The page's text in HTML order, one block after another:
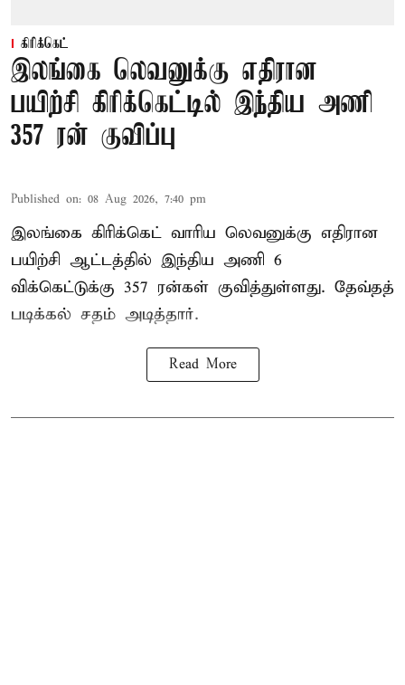
கிரிக்கெட்
இலங்கை லெவனுக்கு எதிரான
பயிற்சி கிரிக்கெட்டில் இந்திய அணி
357 ரன் குவிப்பு
Published on: 08 Aug 2026, 7:40 pm
இலங்கை கிரிக்கெட் வாரிய லெவனுக்கு எதிரான
பயிற்சி ஆட்டத்தில் இந்திய அணி 6
விக்கெட்டுக்கு 357 ரன்கள் குவித்துள்ளது. தேவ்தத்
படிக்கல் சதம் அடித்தார்.
Read More